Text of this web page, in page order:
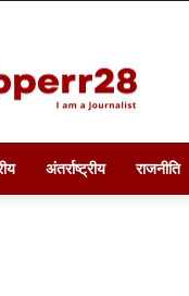
अंतर्राष्ट्रीय राजनीति